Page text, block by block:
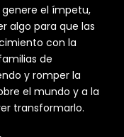
el ímpetu,
algo para que las
con la
de
y romper la
el mundo y a la
transformarlo.